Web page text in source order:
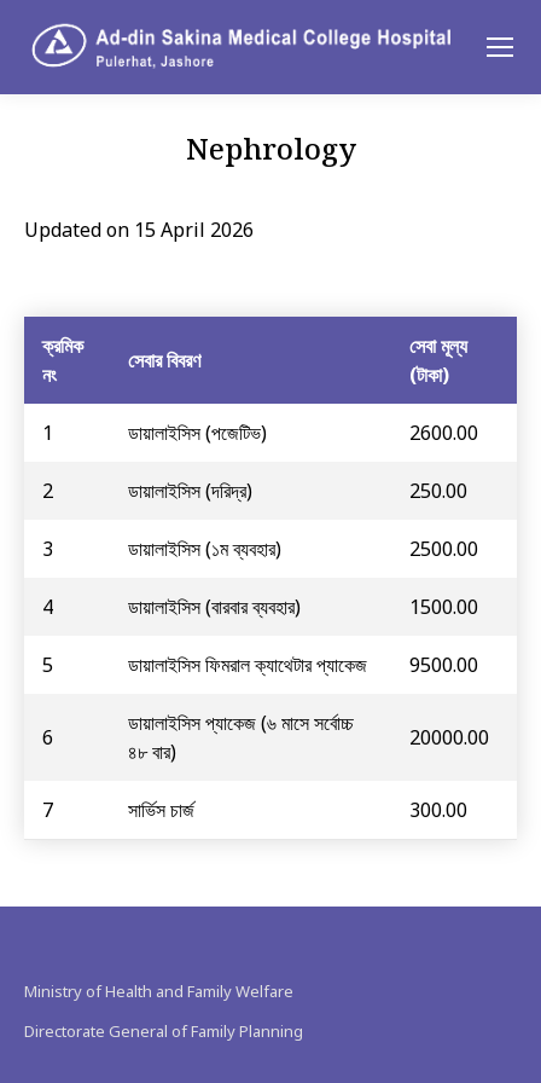
Nephrology
Updated on 15 April 2026
ক্রমিক
নং
সেবার বিবরণ
সেবা মূল্য
(টাকা)
1 ডায়ালাইসিস (পজেটিভ) 2600.00
2 ডায়ালাইসিস (দরিদ্র) 250.00
3 ডায়ালাইসিস (১ম ব্যবহার) 2500.00
4 ডায়ালাইসিস (বারবার ব্যবহার) 1500.00
5 ডায়ালাইসিস ফিমরাল ক্যাথেটার প্যাকেজ 9500.00
6
ডায়ালাইসিস প্যাকেজ (৬ মাসে সর্বোচ্চ
৪৮ বার)
20000.00
7 সার্ভিস চার্জ 300.00
Ministry of Health and Family Welfare
Directorate General of Family Planning